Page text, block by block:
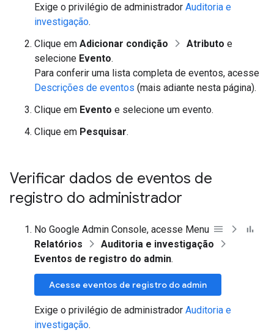
Exige o privilégio de administrador Auditoria e
investigação.
Clique em Adicionar condição Atributo e
selecione Evento.
Para conferir uma lista completa de eventos, acesse
Descrições de eventos (mais adiante nesta página).
Clique em Evento e selecione um evento.
Clique em Pesquisar.
Verificar dados de eventos de
registro do administrador
No Google Admin Console, acesse Menu
Relatórios
Auditoria e investigação
Eventos de registro do admin.
Acesse eventos de registro do admin
Exige o privilégio de administrador Auditoria e
investigação.